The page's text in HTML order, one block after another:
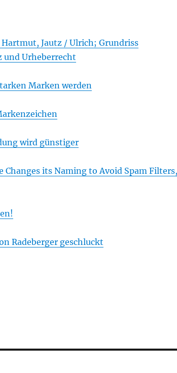
Jautz / Ulrich; Grundriss
und Urheberrecht
Marken werden
wird günstiger
Changes its Naming to Avoid Spam Filters,
Radeberger geschluckt